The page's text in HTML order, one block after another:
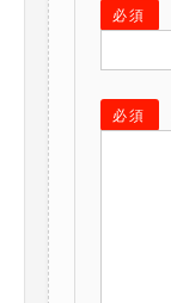
必須
必須